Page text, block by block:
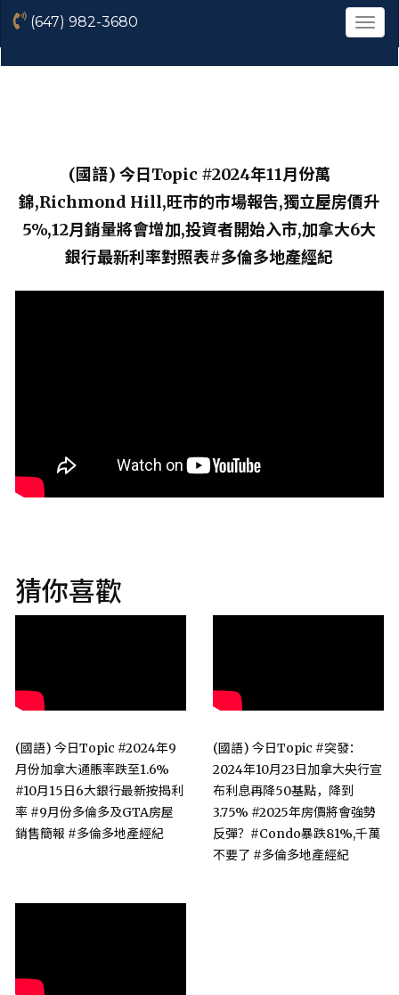
(647) 982-3680
菜
(國語) 今日Topic #2024年11月份萬
錦,Richmond Hill,旺市的市場報告,獨立屋房價升
5%,12月銷量將會增加,投資者開始入市,加拿大6大
銀行最新利率對照表#多倫多地產經紀
猜你喜歡
(國語) 今日Topic #2024年9
月份加拿大通脹率跌至1.6%
#10月15日6大銀行最新按揭利
率 #9月份多倫多及GTA房屋
銷售簡報 #多倫多地產經紀
(國語) 今日Topic #突發：
2024年10月23日加拿大央行宣
布利息再降50基點，降到
3.75% #2025年房價將會強勢
反彈？#Condo暴跌81%,千萬
不要了 #多倫多地產經紀